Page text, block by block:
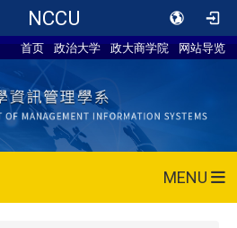
NCCU
首页 政治大学 政大商学院 网站导览
MENU